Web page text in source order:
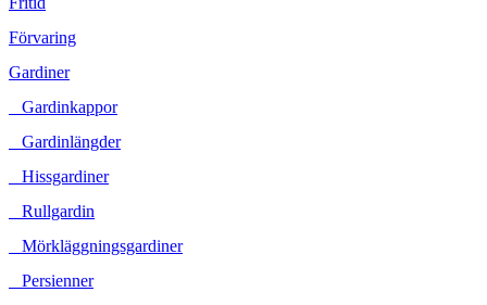
Förvaring
Gardiner
Gardinkappor
Gardinlängder
Hissgardiner
Rullgardin
Mörkläggningsgardiner
Persienner